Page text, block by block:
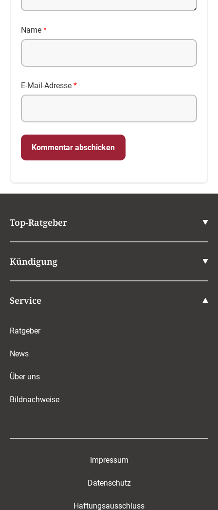
Name *
E-Mail-Adresse *
Top-Ratgeber
Kündigung
Service
Ratgeber
News
Über uns
Bildnachweise
Impressum
Datenschutz
Haftungsausschluss